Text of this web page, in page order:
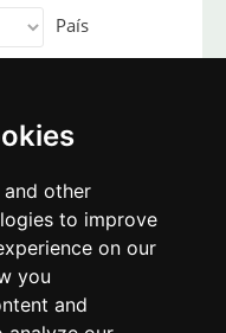
and other
to improve
on our
you
and
País
|20 Usuarios online